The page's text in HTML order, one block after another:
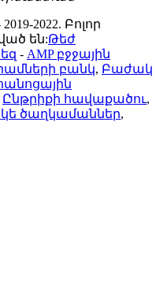
2022. Բոլոր
են:Թեժ
- AMP բջջային
բանկ, Բաժակ
Ընթրիքի հավաքածու,
ծաղկամաններ,